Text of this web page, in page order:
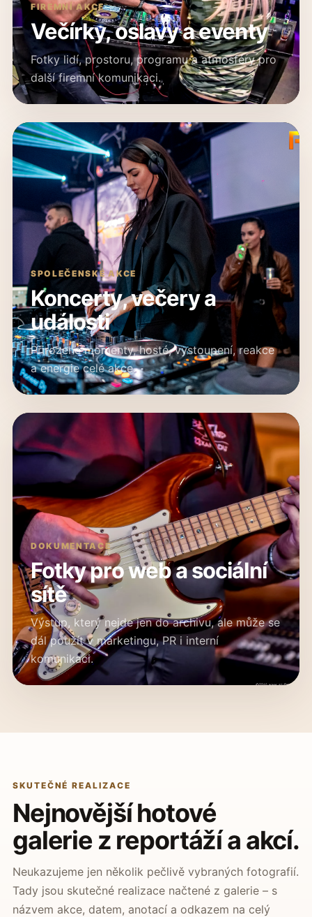
FIREMNÍ AKCE
Večírky, oslavy a eventy
Fotky lidí, prostoru, programu a atmosféry pro
další firemní komunikaci.
SPOLEČENSKÉ AKCE
Koncerty, večery a
události
Přirozené momenty, hosté, vystoupení, reakce
a energie celé akce.
DOKUMENTACE
Fotky pro web a sociální
sítě
Výstup, který nejde jen do archivu, ale může se
dál použít v marketingu, PR i interní
komunikaci.
SKUTEČNÉ REALIZACE
Nejnovější hotové
galerie z reportáží a akcí.
Neukazujeme jen několik pečlivě vybraných fotografií.
Tady jsou skutečné realizace načtené z galerie – s
názvem akce, datem, anotací a odkazem na celý